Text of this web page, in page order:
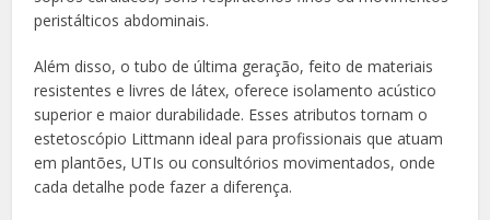
peristálticos abdominais.
Além disso, o tubo de última geração, feito de materiais
resistentes e livres de látex, oferece isolamento acústico
superior e maior durabilidade. Esses atributos tornam o
estetoscópio Littmann ideal para profissionais que atuam
em plantões, UTIs ou consultórios movimentados, onde
cada detalhe pode fazer a diferença.